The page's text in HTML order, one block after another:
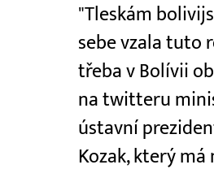
"Tleskám
sebe vzala tuto
třeba v Bolívii
na twitteru
ústavní
Kozak, který